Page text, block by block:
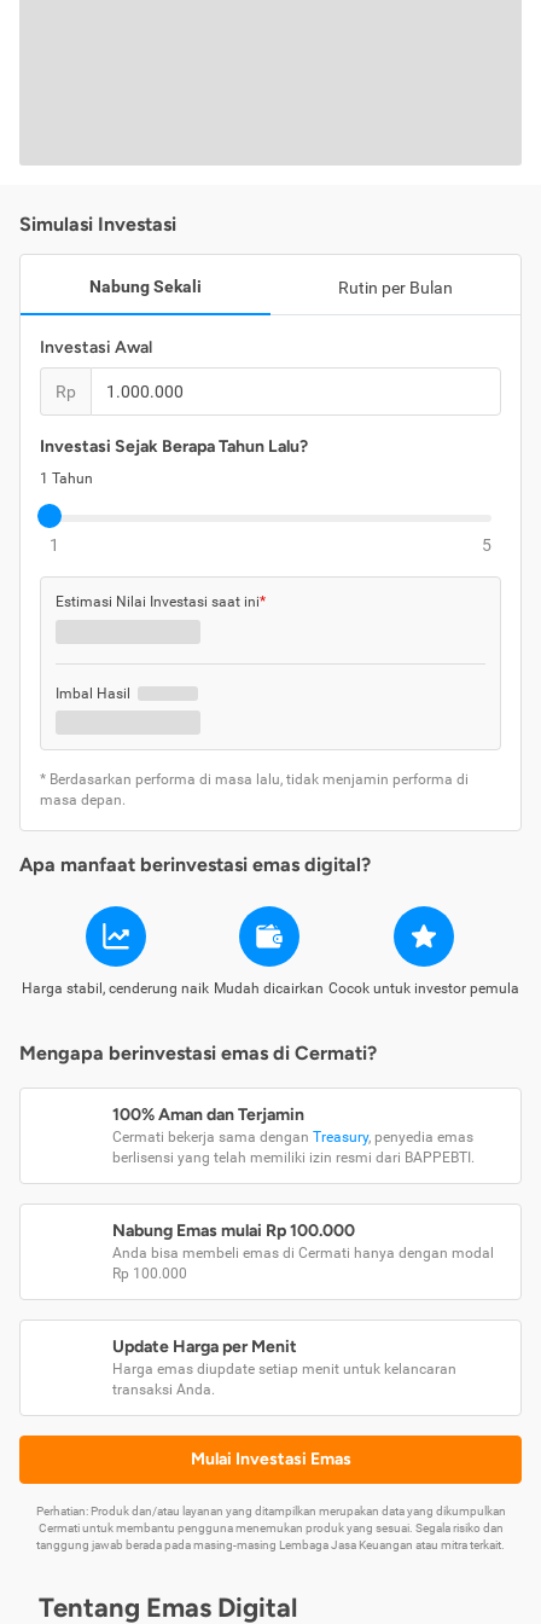
Simulasi Investasi
Nabung Sekali Rutin per Bulan
Investasi Awal
Rp
Investasi Sejak Berapa Tahun Lalu?
1 Tahun
1 5
Estimasi Nilai Investasi saat ini*
Imbal Hasil
* Berdasarkan performa di masa lalu, tidak menjamin performa di
masa depan.
Apa manfaat berinvestasi emas digital?
Harga stabil, cenderung naik Mudah dicairkan Cocok untuk investor pemula
Mengapa berinvestasi emas di Cermati?
100% Aman dan Terjamin
Cermati bekerja sama dengan Treasury, penyedia emas
berlisensi yang telah memiliki izin resmi dari BAPPEBTI.
Nabung Emas mulai Rp 100.000
Anda bisa membeli emas di Cermati hanya dengan modal
Rp 100.000
Update Harga per Menit
Harga emas diupdate setiap menit untuk kelancaran
transaksi Anda.
Mulai Investasi Emas
Perhatian: Produk dan/atau layanan yang ditampilkan merupakan data yang dikumpulkan
Cermati untuk membantu pengguna menemukan produk yang sesuai. Segala risiko dan
tanggung jawab berada pada masing-masing Lembaga Jasa Keuangan atau mitra terkait.
Tentang Emas Digital